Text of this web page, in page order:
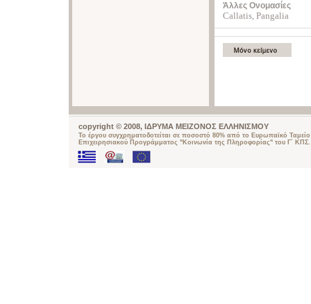
Άλλες Ονομασίες
Callatis, Pangalia
copyright © 2008, ΙΔΡΥΜΑ ΜΕΙΖΟΝΟΣ ΕΛΛΗΝΙΣΜΟΥ
Το έργου συγχρηματοδοτείται σε ποσοστό 80% από το Ευρωπαϊκό
Επιχειρησιακού Προγράμματος "Κοινωνία της Πληροφορίας" του Γ΄ ΚΠΣ.